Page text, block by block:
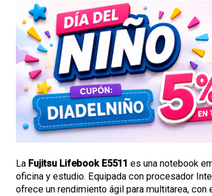
La Fujitsu Lifebook E5511 es una notebook
oficina y estudio. Equipada con procesador
ofrece un rendimiento ágil para multitarea,